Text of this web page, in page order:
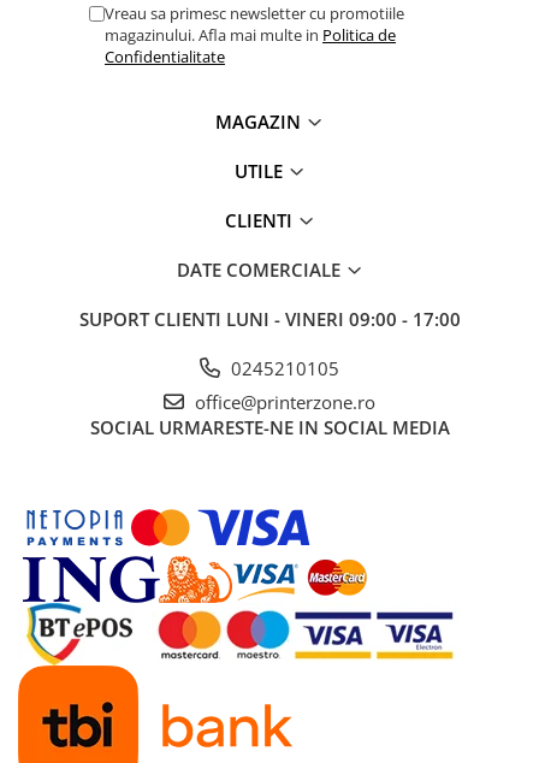
Placi de retea
Conectori & mufe retea
Rack-uri & accesorii rack
Antene & amplificatoare semnal
Accesorii retelistica
UPS & Stabilizatoare
Accesorii UPS
Servere, Storage & NAS
Servere NAS
Servere
SSD enterprise
HDD enterprise
DAS (Direct Attached Storage)
Vreau sa primesc newsletter cu promotiile
magazinului. Afla mai multe in Politica de
Confidentialitate
MAGAZIN
UTILE
CLIENTI
DATE COMERCIALE
SUPORT CLIENTI LUNI - VINERI 09:00 - 17:00
0245210105
office@printerzone.ro
SOCIAL URMARESTE-NE IN SOCIAL MEDIA